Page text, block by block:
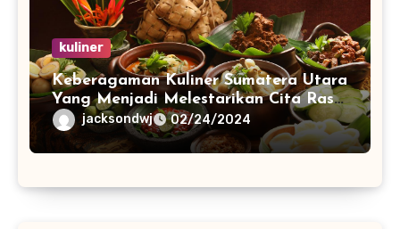
kuliner
Keberagaman Kuliner Sumatera Utara
Yang Menjadi Melestarikan Cita Rasa
Warisan Nenek Moyang
jacksondwj 02/24/2024